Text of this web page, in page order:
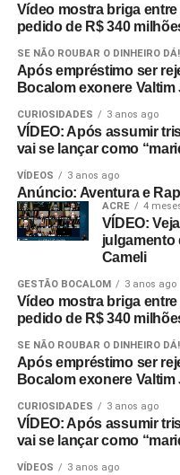
Vídeo mostra briga
pedido de R$ 340
SE NÃO ROUBAR O DINHEIRO DÁ!
Após empréstimo ser
Bocalom exonere Valtim
CURIOSIDADES 3 anos ago
VÍDEO: Após assumir
vai se lançar como
VÍDEOS 3 anos ago
Anúncio: Aventura e
ACRE 4
VÍDEO:
julgamento
Cameli
GESTÃO BOCALOM 3 anos ago
Vídeo mostra briga
pedido de R$ 340
SE NÃO ROUBAR O DINHEIRO DÁ!
Após empréstimo ser
Bocalom exonere Valtim
CURIOSIDADES 3 anos ago
VÍDEO: Após assumir
vai se lançar como
VÍDEOS 3 anos ago